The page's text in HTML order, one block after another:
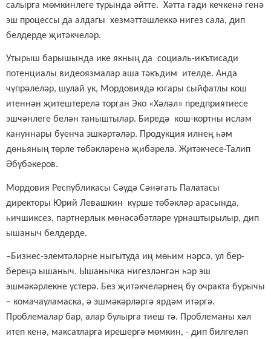
салырга мөмкинлеге турында әйтте. Хәтта гади кечкенә генә
эш процессы да алдагы хезмәттәшлеккә нигез сала, дип
белдерде җитәкчеләр.
Утырыш барышында ике якның да социаль-икътисади
потенциалы видеоязмалар аша тәкъдим ителде. Анда
чүпрәлеләр, шулай ук, Мордовиядә югары сыйфатлы кош
итеннән җитештерелә торган Эко «Хәләл» предприятиесе
эшчәнлеге белән таныштылар. Биредә кош-кортны ислам
кануннары буенча эшкәртәләр. Продукция илнең һәм
дөньяның төрле төбәкләренә җибәрелә. Җитәкчесе-Талип
Әбүбәкеров.
Мордовия Республикасы Сәүдә Сәнәгать Палатасы
директоры Юрий Левашкин күрше төбәкләр арасында,
һичшиксез, партнерлык мөнәсәбәтләре урнаштырылыр, дип
ышаныч белдерде.
–Бизнес-элемтәләрне ныгытуда иң мөһим нәрсә, ул бер-
береңә ышаныч. Ышанычка нигезләнгән һәр эш
эшмәкәрлекне үстерә. Без җитәкчеләрнең бу очракта бурычы
– комачауламаска, ә эшмәкәрләргә ярдәм итәргә.
Проблемалар бар, алар булырга тиеш тә. Проблеманы хәл
итеп кенә, максатларга ирешергә мөмкин, - дип билгеләп